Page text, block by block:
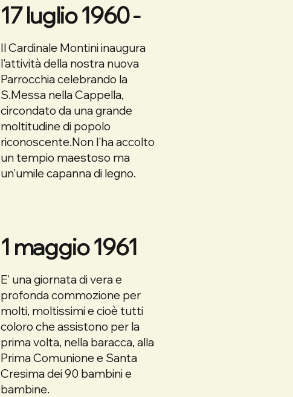
17 luglio 1960 -
Il Cardinale Montini inaugura
l'attività della nostra nuova
Parrocchia celebrando la
S.Messa nella Cappella,
circondato da una grande
moltitudine di popolo
riconoscente.Non l'ha accolto
un tempio maestoso ma
un'umile capanna di legno.
1 maggio 1961
E' una giornata di vera e
profonda commozione per
molti, moltissimi e cioè tutti
coloro che assistono per la
prima volta, nella baracca, alla
Prima Comunione e Santa
Cresima dei 90 bambini e
bambine.